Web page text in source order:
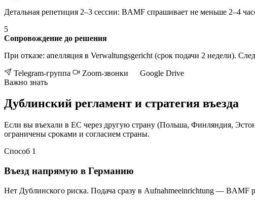
Детальная репетиция 2–3 сессии: BAMF спрашивает не меньше 2–4
5
Сопровождение до решения
При отказе: апелляция в Verwaltungsgericht (срок подачи 2 недели).
Telegram-группа Zoom-звонки
Google Drive
Важно знать
Дублинский регламент и стратегия въезда
Если вы въехали в ЕС через другую страну (Польша, Финляндия,
ограничены сроками и согласием страны.
Способ 1
Въезд напрямую в Германию
Нет Дублинского риска. Подача сразу в Aufnahmeeinrichtung — BAMF